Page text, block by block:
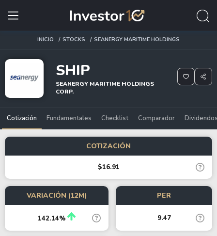
INICIO STOCKS SEANERGY MARITIME HOLDINGS
SHIP
SEANERGY MARITIME HOLDINGS
CORP.
Cotización Fundamentales Checklist Comparador
COTIZACIÓN
$16.91
VARIACIÓN (12M)
142.14%
PER
9.47